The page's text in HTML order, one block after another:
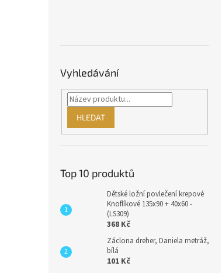
Vyhledávání
HLEDAT
Top 10 produktů
Dětské ložní povlečení krepové
Knoflíkové 135x90 + 40x60 -
(LS309)
368 Kč
Záclona dreher, Daniela metráž,
bílá
101 Kč